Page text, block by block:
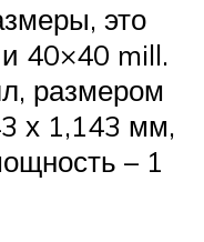
это
40×40 mill.
размером
х 1,143 мм,
– 1